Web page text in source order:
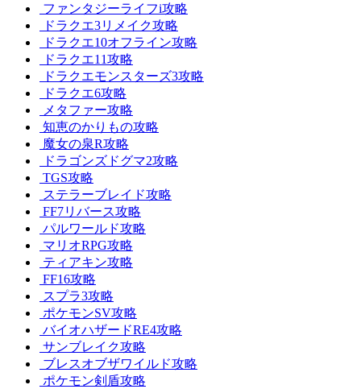
ファンタジーライフi攻略
ドラクエ3リメイク攻略
ドラクエ10オフライン攻略
ドラクエ11攻略
ドラクエモンスターズ3攻略
ドラクエ6攻略
メタファー攻略
知恵のかりもの攻略
魔女の泉R攻略
ドラゴンズドグマ2攻略
TGS攻略
ステラーブレイド攻略
FF7リバース攻略
パルワールド攻略
マリオRPG攻略
ティアキン攻略
FF16攻略
スプラ3攻略
ポケモンSV攻略
バイオハザードRE4攻略
サンブレイク攻略
ブレスオブザワイルド攻略
ポケモン剣盾攻略